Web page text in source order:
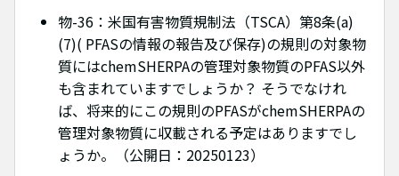
物-36：米国有害物質規制法（TSCA）第8条(a)
(7)( PFASの情報の報告及び保存)の規則の対象物
質にはchemSHERPAの管理対象物質のPFAS以外
も含まれていますでしょうか？ そうでなけれ
ば、将来的にこの規則のPFASがchemSHERPAの
管理対象物質に収載される予定はありますでし
ょうか。（公開日：20250123）